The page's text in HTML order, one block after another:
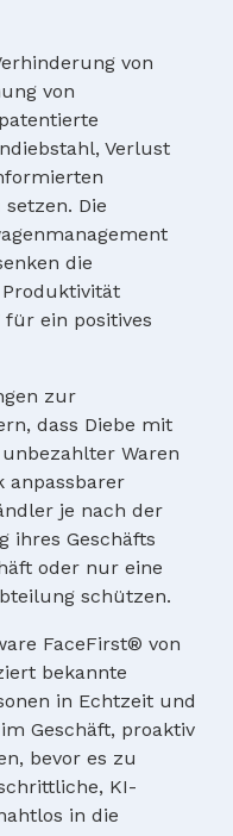
von
von
Verlust
Die
die
ein positives
zur
dass Diebe mit
Waren
anpassbarer
je nach der
ihres Geschäfts
oder nur eine
schützen.
FaceFirst® von
bekannte
in Echtzeit und
Geschäft, proaktiv
bevor es zu
KI-
in die